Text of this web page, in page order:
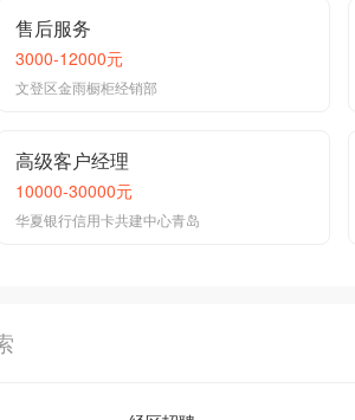
售后服务
3000-12000元
文登区金雨橱柜经销部
高级客户经理
10000-30000元
华夏银行信用卡共建中心青岛